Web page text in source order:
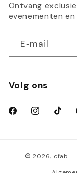
Ontvang
evenementen en
E‑mail
Volg ons
FacebookInstagramTikTok
© 2026, cfab